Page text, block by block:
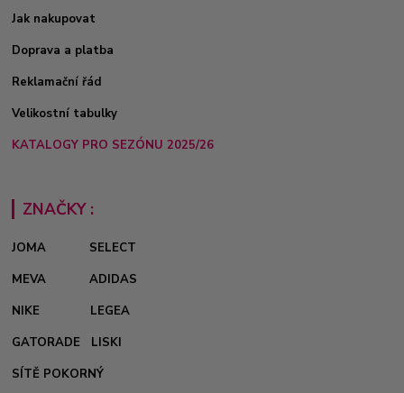
Jak nakupovat
Doprava a platba
Reklamační řád
Velikostní tabulky
KATALOGY PRO SEZÓNU 2025/26
ZNAČKY :
JOMA
SELECT
MEVA
ADIDAS
NIKE
LEGEA
GATORADE
LISKI
SÍTĚ POKORNÝ